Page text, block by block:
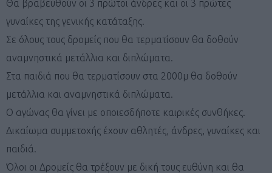
Θα βραβευθούν οι 3 πρώτοι άνδρες και οι 3 πρώτες
γυναίκες της γενικής κατάταξης.
Σε όλους τους δρομείς που θα τερματίσουν θα δοθούν
αναμνηστικά μετάλλια και διπλώματα.
Στα παιδιά που θα τερματίσουν στα 2000μ θα δοθούν
μετάλλια και αναμνηστικά διπλώματα.
Ο αγώνας θα γίνει με οποιεσδήποτε καιρικές συνθήκες.
Δικαίωμα συμμετοχής έχουν αθλητές, άνδρες, γυναίκες και
παιδιά.
Όλοι οι Δρομείς θα τρέξουν με δική τους ευθύνη και θα